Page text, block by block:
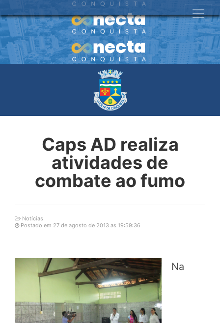
Caps AD realiza
atividades de
combate ao fumo
Notícias
Postado em 27 de agosto de 2013 as 19:59:36
Na